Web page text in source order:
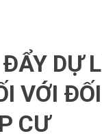
DỰ
VỚI ĐỐI
CƯ